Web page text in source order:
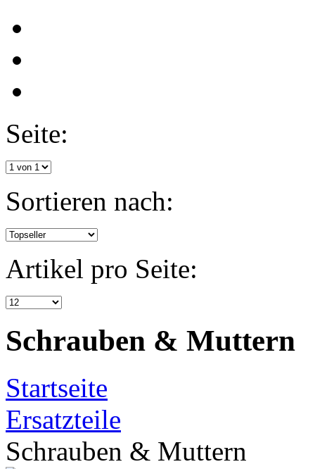
Seite:
Sortieren nach:
Artikel pro Seite:
Schrauben & Muttern
Startseite
Ersatzteile
Schrauben & Muttern